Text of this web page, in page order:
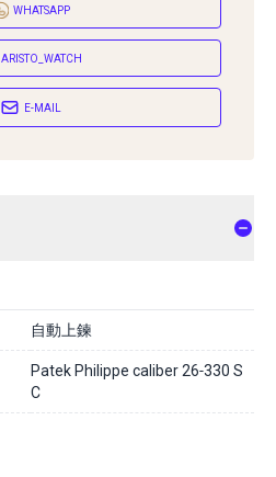
WHATSAPP
ARISTO_WATCH
E-MAIL
自動上鍊
Patek Philippe caliber 26‑330 S
C